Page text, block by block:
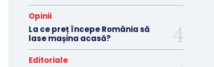
Opinii
La ce preț începe România să
lase mașina acasă?
Editoriale